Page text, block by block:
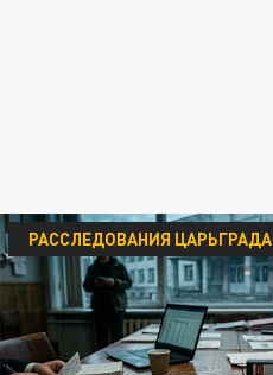
РАССЛЕДОВАНИЯ ЦАРЬГРАДА